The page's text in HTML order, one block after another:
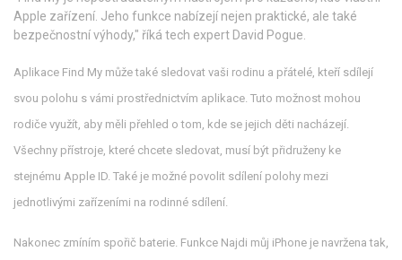
Apple zařízení. Jeho funkce nabízejí nejen praktické, ale také
bezpečnostní výhody," říká tech expert David Pogue.
Aplikace Find My může také sledovat vaši rodinu a přátelé, kteří sdílejí
svou polohu s vámi prostřednictvím aplikace. Tuto možnost mohou
rodiče využít, aby měli přehled o tom, kde se jejich děti nacházejí.
Všechny přístroje, které chcete sledovat, musí být přidruženy ke
stejnému Apple ID. Také je možné povolit sdílení polohy mezi
jednotlivými zařízeními na rodinné sdílení.
Nakonec zmíním spořič baterie. Funkce Najdi můj iPhone je navržena tak,